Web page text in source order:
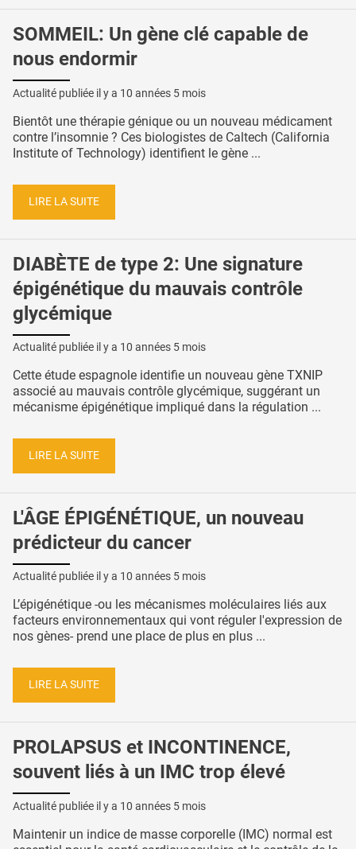
SOMMEIL: Un gène clé capable de
nous endormir
Actualité publiée il y a 10 années 5 mois
Bientôt une thérapie génique ou un nouveau médicament
contre l’insomnie ? Ces biologistes de Caltech (California
Institute of Technology) identifient le gène ...
LIRE LA SUITE
DIABÈTE de type 2: Une signature
épigénétique du mauvais contrôle
glycémique
Actualité publiée il y a 10 années 5 mois
Cette étude espagnole identifie un nouveau gène TXNIP
associé au mauvais contrôle glycémique, suggérant un
mécanisme épigénétique impliqué dans la régulation ...
LIRE LA SUITE
L'ÂGE ÉPIGÉNÉTIQUE, un nouveau
prédicteur du cancer
Actualité publiée il y a 10 années 5 mois
L’épigénétique -ou les mécanismes moléculaires liés aux
facteurs environnementaux qui vont réguler l'expression de
nos gènes- prend une place de plus en plus ...
LIRE LA SUITE
PROLAPSUS et INCONTINENCE,
souvent liés à un IMC trop élevé
Actualité publiée il y a 10 années 5 mois
Maintenir un indice de masse corporelle (IMC) normal est